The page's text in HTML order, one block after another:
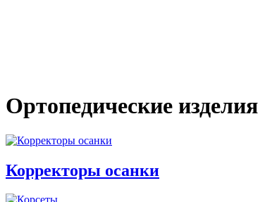
Ортопедические изделия
Корректоры осанки